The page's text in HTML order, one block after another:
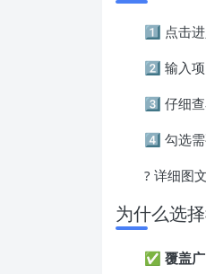
1️⃣ 点击进
2️⃣ 输入
3️⃣ 仔细
4️⃣ 勾选
? 详细图
为什么选
✅ 覆盖广